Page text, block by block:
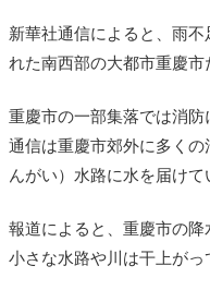
新華社通信によると、雨
れた南西部の大都市重慶市
重慶市の一部集落では消
通信は重慶市郊外に多く
んがい）水路に水を届けて
報道によると、重慶市の
小さな水路や川は干上がっ